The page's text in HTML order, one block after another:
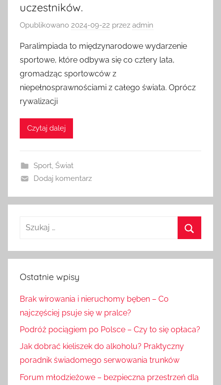
uczestników.
Opublikowano 2024-09-22 przez admin
Paralimpiada to międzynarodowe wydarzenie
sportowe, które odbywa się co cztery lata,
gromadząc sportowców z
niepełnosprawnościami z całego świata. Oprócz
rywalizacji
Czytaj dalej
Sport, Świat
Dodaj komentarz
Szukaj:
Ostatnie wpisy
Brak wirowania i nieruchomy bęben – Co
najczęściej psuje się w pralce?
Podróż pociągiem po Polsce – Czy to się opłaca?
Jak dobrać kieliszek do alkoholu? Praktyczny
poradnik świadomego serwowania trunków
Forum młodzieżowe – bezpieczna przestrzeń dla